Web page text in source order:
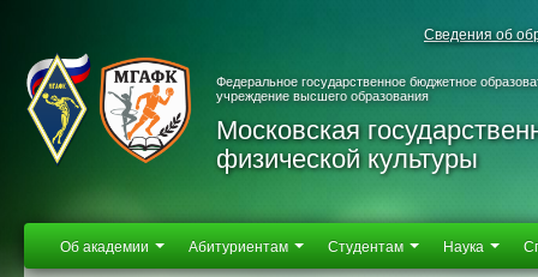
Сведения об
Федеральное государственное бюджетное
учреждение высшего образования
Московская
физической культуры
Об академии Абитуриентам Студентам Наука